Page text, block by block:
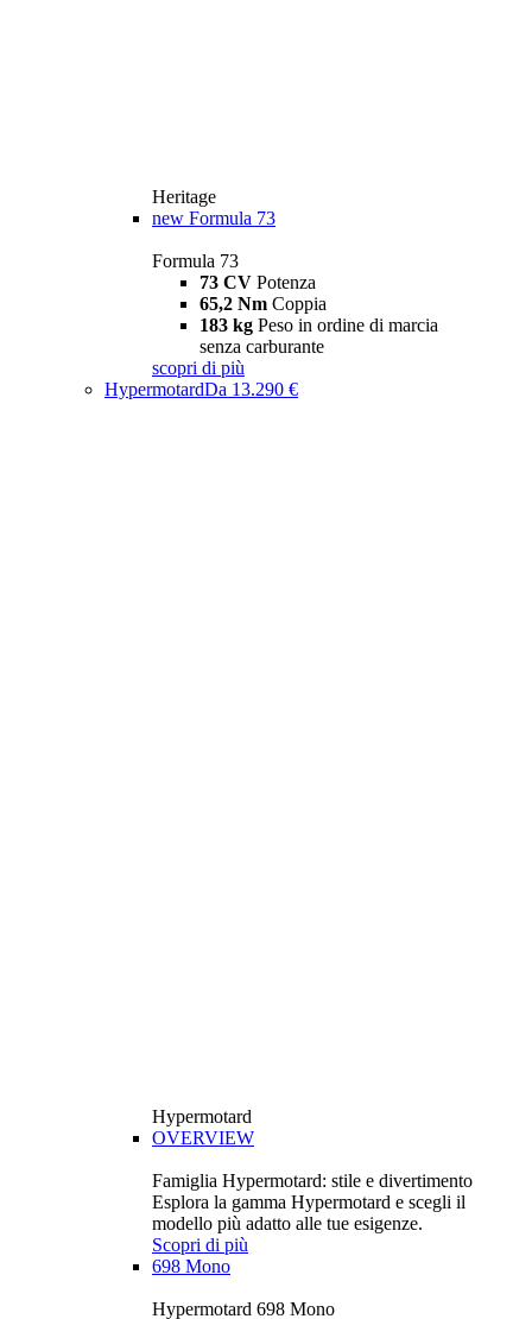
Heritage
new Formula 73
Formula 73
73 CV Potenza
65,2 Nm Coppia
183 kg Peso in ordine di marcia
senza carburante
scopri di più
HypermotardDa 13.290 €
Hypermotard
OVERVIEW
Famiglia Hypermotard: stile e divertimento
Esplora la gamma Hypermotard e scegli il
modello più adatto alle tue esigenze.
Scopri di più
698 Mono
Hypermotard 698 Mono